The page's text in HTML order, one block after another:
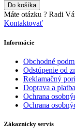
Do košíka
Máte otázku ? Radi
Kontaktovať
Informácie
Obchodné
Odstúpenie od
Reklamačný
Doprava a platba
Ochrana
Ochrana
Zákaznícky servis